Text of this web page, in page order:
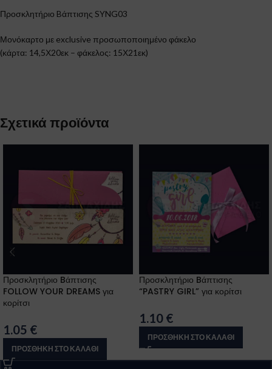
Προσκλητήριο Bάπτισης SYNG03
Μονόκαρτο με exclusive προσωποποιημένο φάκελο
(κάρτα: 14,5Χ20εκ – φάκελος: 15Χ21εκ)
Σχετικά προϊόντα
Προσκλητήριο Bάπτισης
FOLLOW YOUR DREAMS για
κορίτσι
1.05 €
ΠΡΟΣΘΉΚΗ ΣΤΟ ΚΑΛΆΘΙ
Προσκλητήριο Bάπτισης
“PASTRY GIRL” για κορίτσι
1.10 €
ΠΡΟΣΘΉΚΗ ΣΤΟ ΚΑΛΆΘΙ